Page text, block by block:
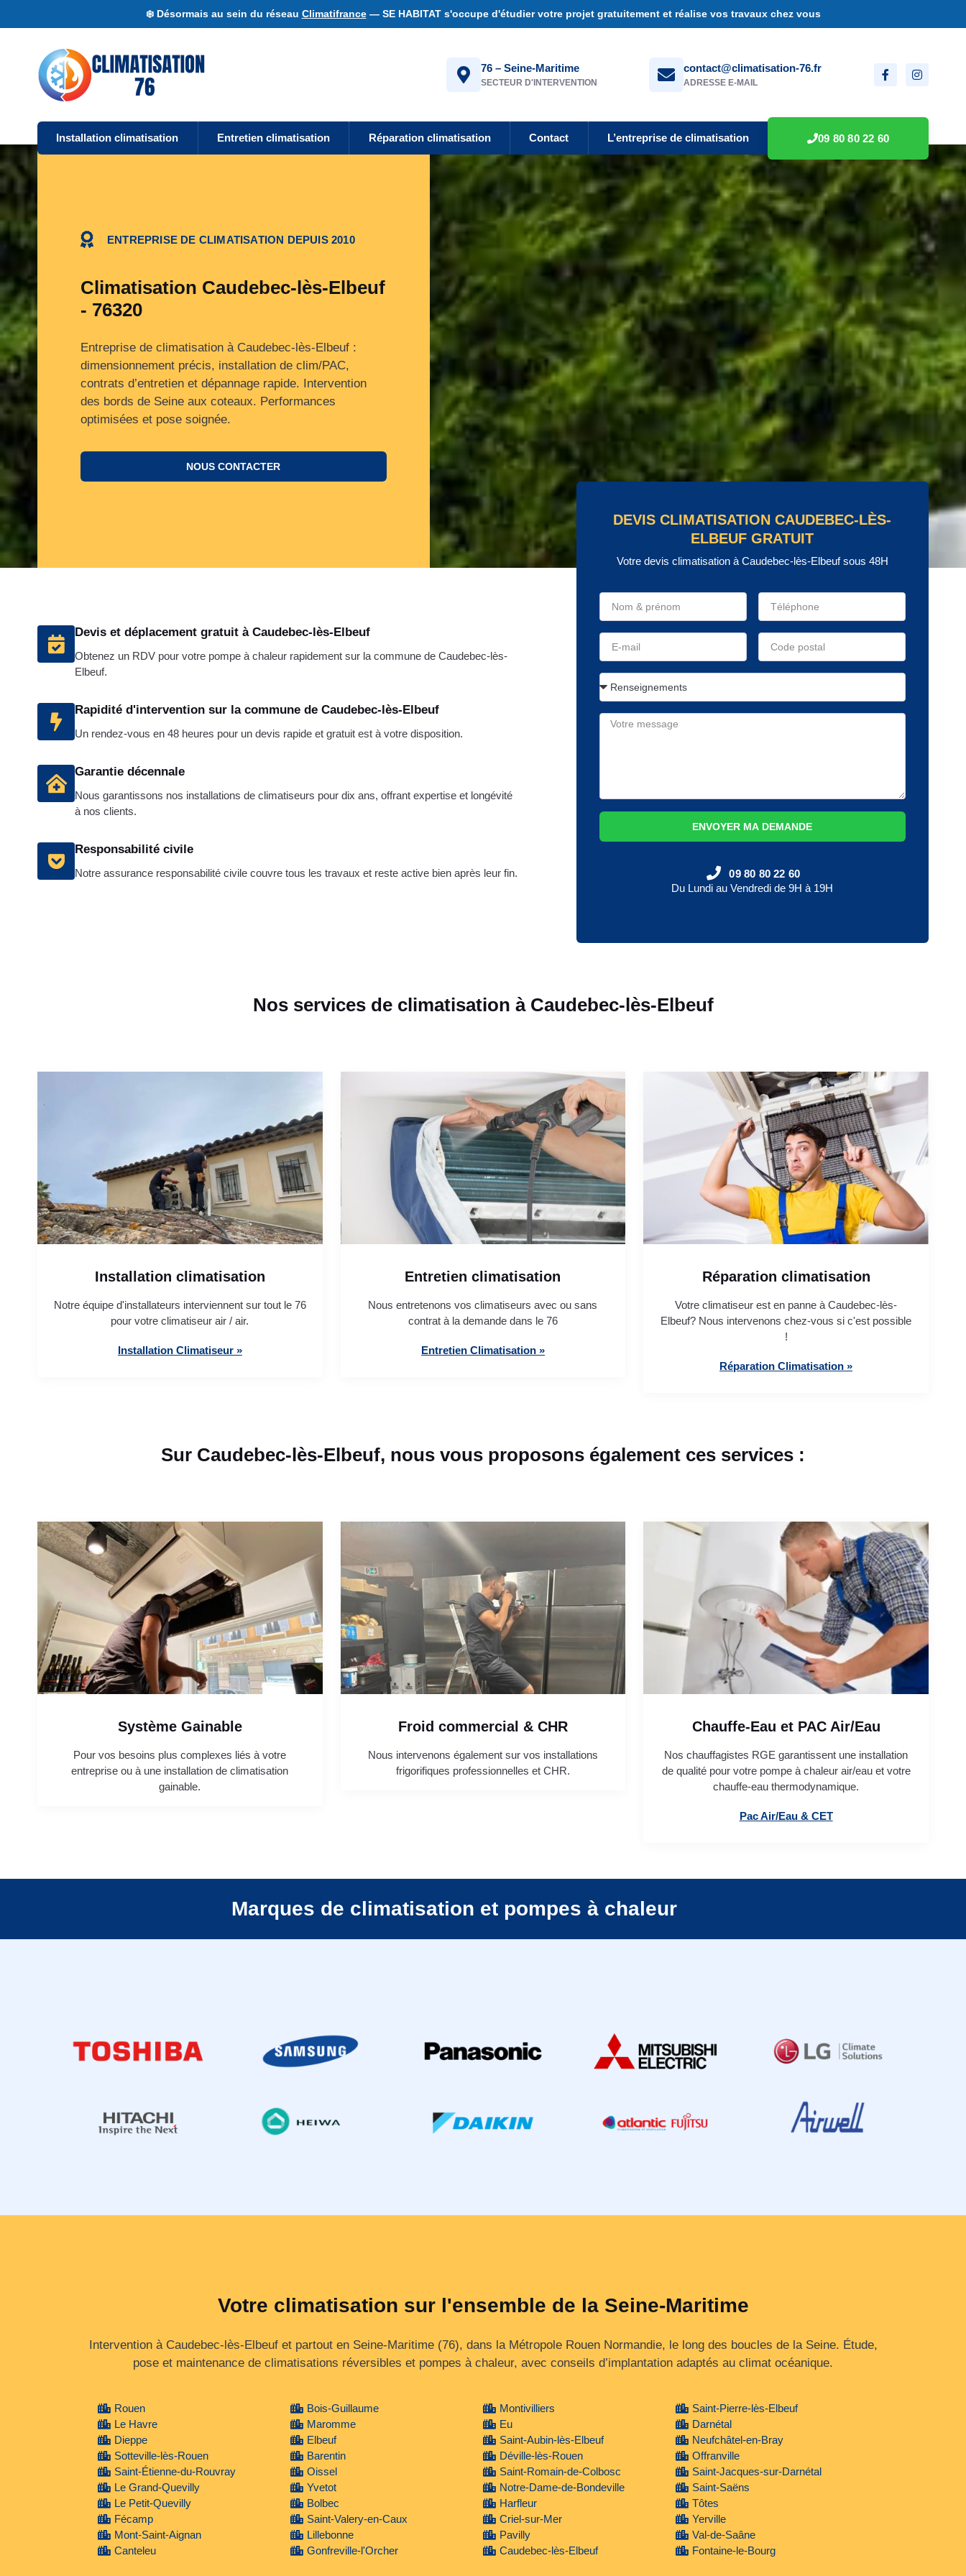
❄️ Désormais au sein du réseau Climatifrance— SE HABITAT s'occupe d'étudier votre projet gratuitement et réalise vos travaux chez vous
76 – Seine-Maritime
SECTEUR D'INTERVENTION
contact@climatisation-76.fr
ADRESSE E-MAIL
Installation climatisation Entretien climatisation Réparation climatisation Contact L’entreprise de climatisation 09 80 80 22 60
ENTREPRISE DE CLIMATISATION DEPUIS 2010
Climatisation Caudebec-lès-Elbeuf
- 76320
Entreprise de climatisation à Caudebec-lès-Elbeuf :
dimensionnement précis, installation de clim/PAC,
contrats d’entretien et dépannage rapide. Intervention
des bords de Seine aux coteaux. Performances
optimisées et pose soignée.
NOUS CONTACTER
Devis et déplacement gratuit à Caudebec-lès-Elbeuf
Obtenez un RDV pour votre pompe à chaleur rapidement sur la commune de Caudebec-lès-
Elbeuf.
Rapidité d'intervention sur la commune de Caudebec-lès-Elbeuf
Un rendez-vous en 48 heures pour un devis rapide et gratuit est à votre disposition.
Garantie décennale
Nous garantissons nos installations de climatiseurs pour dix ans, offrant expertise et longévité
à nos clients.
Responsabilité civile
Notre assurance responsabilité civile couvre tous les travaux et reste active bien après leur fin.
DEVIS CLIMATISATION CAUDEBEC-LÈS-
ELBEUF GRATUIT
Votre devis climatisation à Caudebec-lès-Elbeuf sous 48H
ENVOYER MA DEMANDE
09 80 80 22 60
Du Lundi au Vendredi de 9H à 19H
Nos services de climatisation à Caudebec-lès-Elbeuf
Installation climatisation
Notre équipe d'installateurs interviennent sur tout le 76
pour votre climatiseur air / air.
Installation Climatiseur »
Entretien climatisation
Nous entretenons vos climatiseurs avec ou sans
contrat à la demande dans le 76
Entretien Climatisation »
Réparation climatisation
Votre climatiseur est en panne à Caudebec-lès-
Elbeuf? Nous intervenons chez-vous si c'est possible
!
Réparation Climatisation »
Sur Caudebec-lès-Elbeuf, nous vous proposons également ces services :
Système Gainable
Pour vos besoins plus complexes liés à votre
entreprise ou à une installation de climatisation
gainable.
Froid commercial & CHR
Nous intervenons également sur vos installations
frigorifiques professionnelles et CHR.
Chauffe-Eau et PAC Air/Eau
Nos chauffagistes RGE garantissent une installation
de qualité pour votre pompe à chaleur air/eau et votre
chauffe-eau thermodynamique.
Pac Air/Eau & CET
Marques de climatisation et pompes à chaleur
Votre climatisation sur l'ensemble de la Seine-Maritime
Intervention à Caudebec-lès-Elbeuf et partout en Seine‑Maritime (76), dans la Métropole Rouen Normandie, le long des boucles de la Seine. Étude,
pose et maintenance de climatisations réversibles et pompes à chaleur, avec conseils d’implantation adaptés au climat océanique.
Rouen
Le Havre
Dieppe
Sotteville-lès-Rouen
Saint-Étienne-du-Rouvray
Le Grand-Quevilly
Le Petit-Quevilly
Fécamp
Mont-Saint-Aignan
Canteleu
Bois-Guillaume
Maromme
Elbeuf
Barentin
Oissel
Yvetot
Bolbec
Saint-Valery-en-Caux
Lillebonne
Gonfreville-l'Orcher
Montivilliers
Eu
Saint-Aubin-lès-Elbeuf
Déville-lès-Rouen
Saint-Romain-de-Colbosc
Notre-Dame-de-Bondeville
Harfleur
Criel-sur-Mer
Pavilly
Caudebec-lès-Elbeuf
Saint-Pierre-lès-Elbeuf
Darnétal
Neufchâtel-en-Bray
Offranville
Saint-Jacques-sur-Darnétal
Saint-Saëns
Tôtes
Yerville
Val-de-Saâne
Fontaine-le-Bourg